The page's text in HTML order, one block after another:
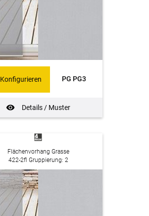
PG PG3
Details / Muster
Konfigurieren
Flächenvorhang Grasse
422-2fl Gruppierung: 2